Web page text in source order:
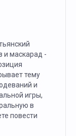
и маскарад -
тему
и
игры,
в
повести